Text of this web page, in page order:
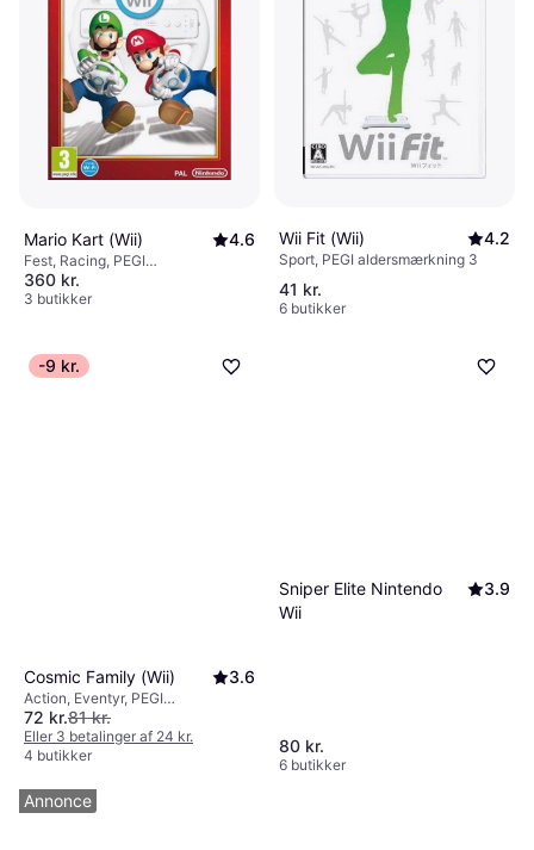
Mario Kart (Wii) 4.6
Fest, Racing, PEGI
aldersmærkning 3
360 kr.
3 butikker
Wii Fit (Wii) 4.2
Sport, PEGI aldersmærkning 3
41 kr.
6 butikker
-9 kr.
Cosmic Family (Wii) 3.6
Action, Eventyr, PEGI
aldersmærkning 3
72 kr.81 kr.
Eller 3 betalinger af 24 kr.
4 butikker
Sniper Elite Nintendo
Wii
3.9
80 kr.
6 butikker
Annonce